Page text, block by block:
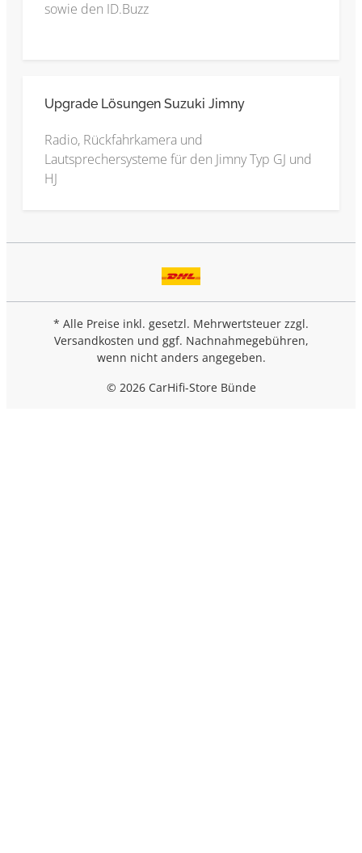
sowie den ID.Buzz
Upgrade Lösungen Suzuki Jimny
Radio, Rückfahrkamera und
Lautsprechersysteme für den Jimny Typ GJ und
HJ
* Alle Preise inkl. gesetzl. Mehrwertsteuer zzgl.
Versandkosten und ggf. Nachnahmegebühren,
wenn nicht anders angegeben.
© 2026 CarHifi-Store Bünde